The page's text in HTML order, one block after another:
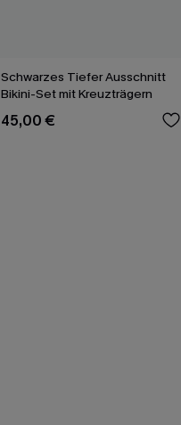
Schwarzes Tiefer Ausschnitt
Bikini-Set mit Kreuzträgern
45,00 €